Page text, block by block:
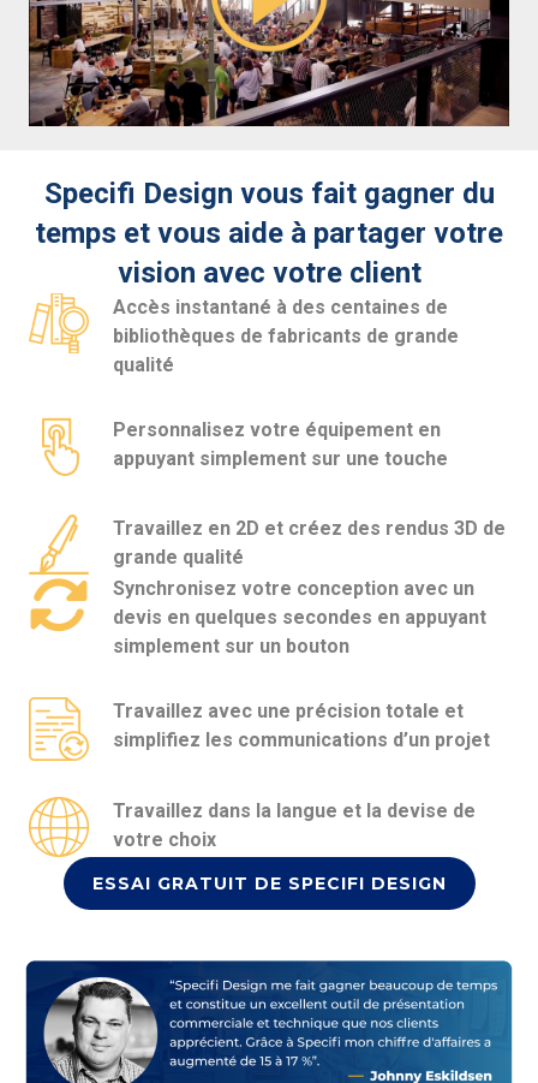
Specifi Design vous fait gagner du
temps et vous aide à partager votre
vision avec votre client
Accès instantané à des centaines de
bibliothèques de fabricants de grande
qualité
Personnalisez votre équipement en
appuyant simplement sur une touche
Travaillez en 2D et créez des rendus 3D de
grande qualité
Synchronisez votre conception avec un
devis en quelques secondes en appuyant
simplement sur un bouton
Travaillez avec une précision totale et
simplifiez les communications d’un projet
Travaillez dans la langue et la devise de
votre choix
ESSAI GRATUIT DE SPECIFI DESIGN